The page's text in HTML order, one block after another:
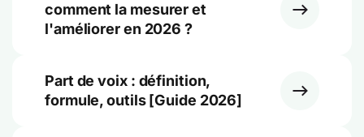
comment la mesurer et
l'améliorer en 2026 ?
Part de voix : définition,
formule, outils [Guide 2026]